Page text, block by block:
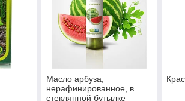
Масло арбуза,
нерафинированное, в
стеклянной бутылке